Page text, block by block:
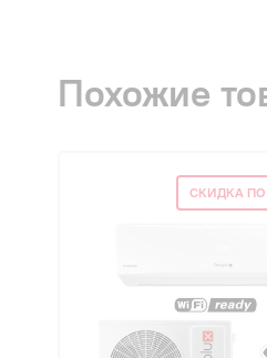
Похожие
СКИДКА